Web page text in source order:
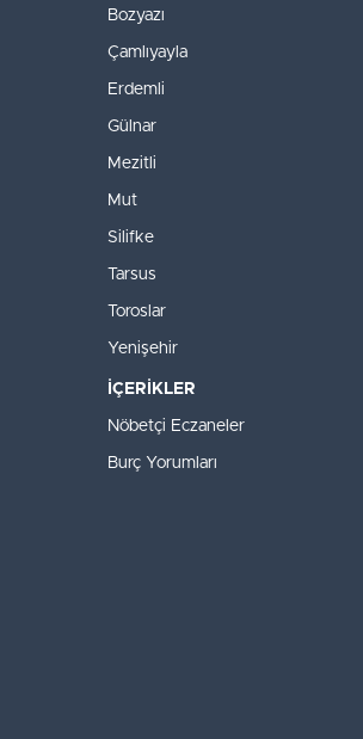
Bozyazı
Çamlıyayla
Erdemli
Gülnar
Mezitli
Mut
Silifke
Tarsus
Toroslar
Yenişehir
İÇERİKLER
Nöbetçi Eczaneler
Burç Yorumları